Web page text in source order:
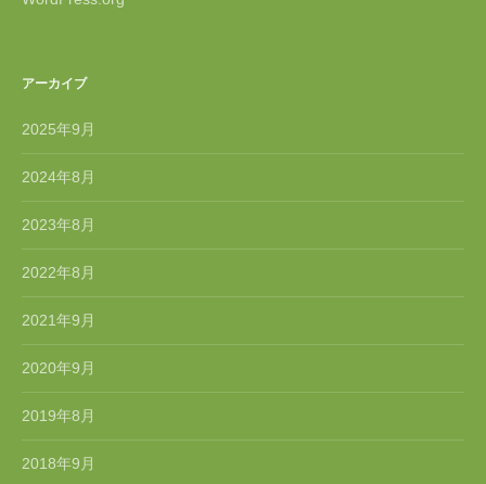
アーカイブ
2025年9月
2024年8月
2023年8月
2022年8月
2021年9月
2020年9月
2019年8月
2018年9月